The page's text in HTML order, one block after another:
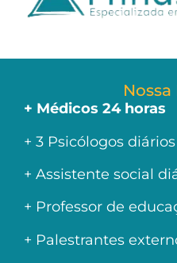
+ Médicos 24 horas
+ 3 Psicólogos diários
+ Assistente social
+ Professor de
+ Palestrantes